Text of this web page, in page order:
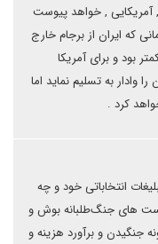
, خواهد پیوست
که ایران از برجام خارج
بود و برای آمریکا
وادار به تسلیم نماید اما
انتخاباتی خود و چه
های جنگ‌طلبانه بوش و
جنگیدن و برآورد هزینه و